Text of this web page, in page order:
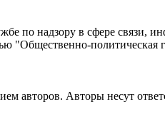
по надзору в сфере связи,
"Общественно-
авторов. Авторы несут